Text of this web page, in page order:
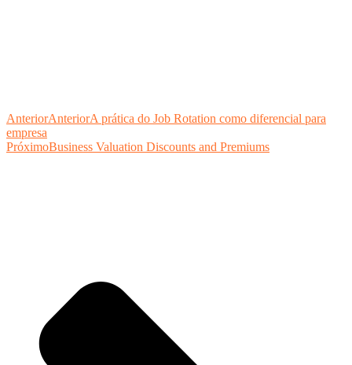
AnteriorAnteriorA prática do Job Rotation como diferencial para
empresa
PróximoBusiness Valuation Discounts and Premiums